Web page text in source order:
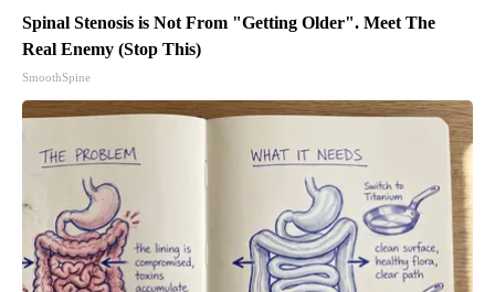
Spinal Stenosis is Not From "Getting Older". Meet The
Real Enemy (Stop This)
SmoothSpine